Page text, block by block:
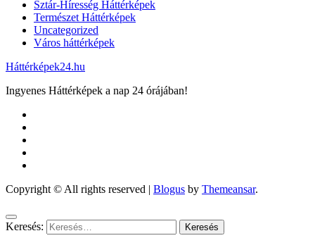
Sztár-Híresség Háttérképek
Természet Háttérképek
Uncategorized
Város háttérképek
Háttérképek24.hu
Ingyenes Háttérképek a nap 24 órájában!
Copyright © All rights reserved | Blogus by Themeansar.
Keresés: